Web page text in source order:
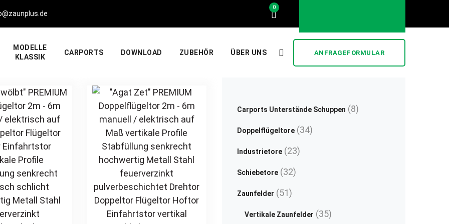
0
MODELLE
KLASSIK
CARPORTS DOWNLOAD ZUBEHÖR ÜBER UNS ANFRAGEFORMULAR
Carports Unterstände Schuppen 88
Doppelflügeltore 3434
Industrietore 2323
Schiebetore 3232
Zaunfelder 5151
Vertikale Zaunfelder 3535